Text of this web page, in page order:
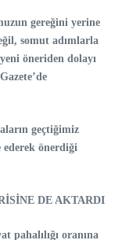
gereğini yerine
somut adımlarla
öneriden dolayı
geçtiğimiz
önerdiği
DE AKTARDI
pahalılığı oranına